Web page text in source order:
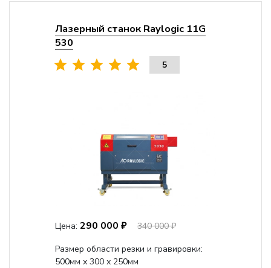
Лазерный станок Raylogic 11G
530
5
Цена: 290 000 ₽
340 000 ₽
Размер области резки и гравировки:
500мм х 300 х 250мм